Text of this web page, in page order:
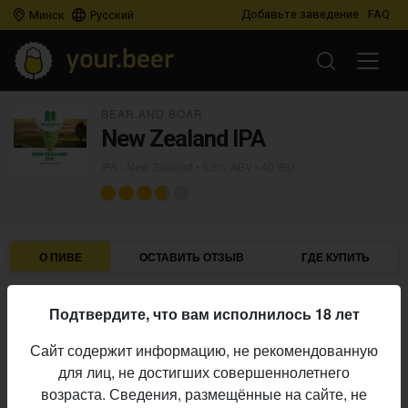
Минск Русский Добавьте заведение FAQ
New Zealand IPA
О ПИВЕ ОСТАВИТЬ ОТЗЫВ ГДЕ КУПИТЬ
Пивоварня:
Алкоголь:
6,5%
Горечь:
40 IBU
Начало
Подтвердите, что вам исполнилось 18 лет
Сайт содержит информацию, не рекомендованную
для лиц, не достигших совершеннолетнего
возраста. Сведения, размещённые на сайте, не